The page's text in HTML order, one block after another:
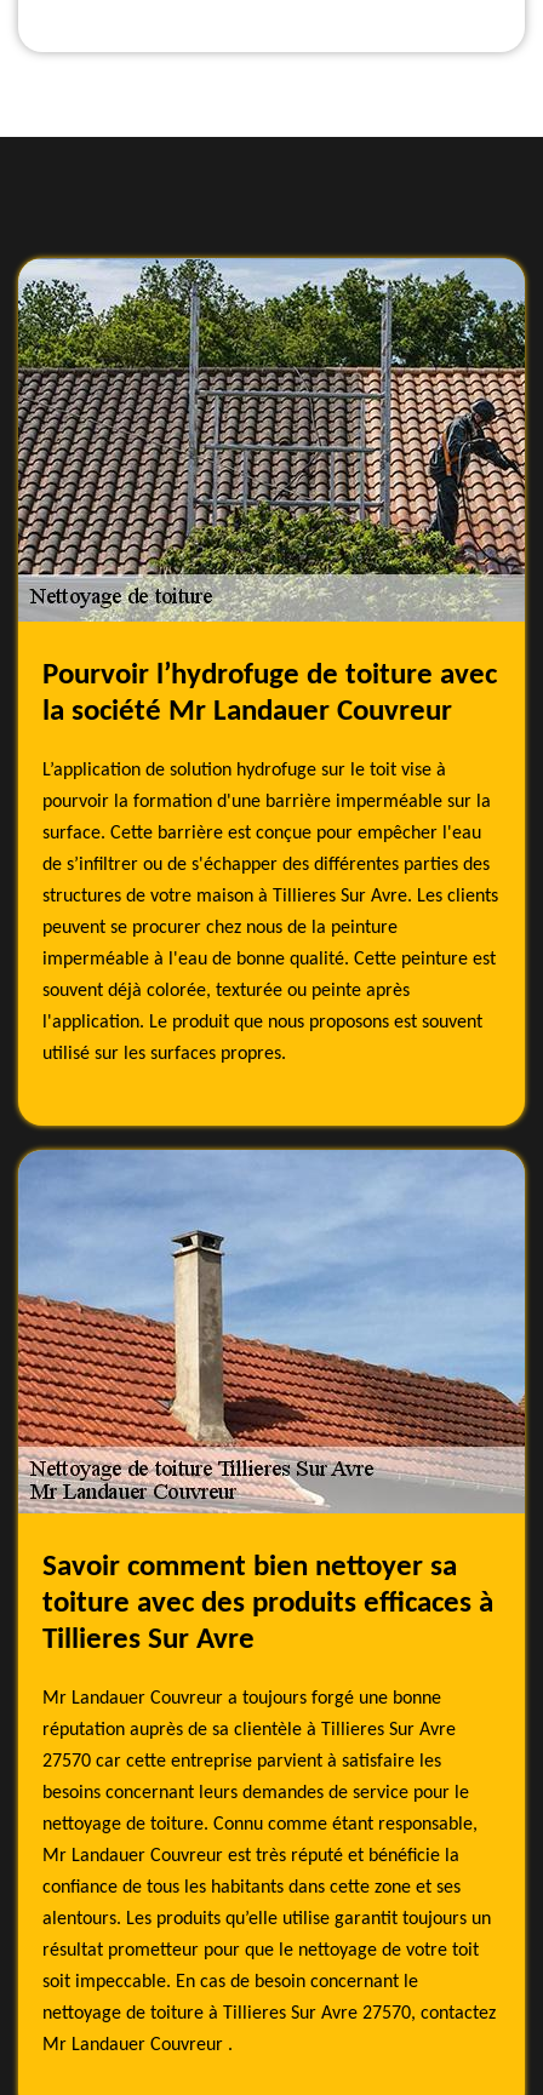
Pourvoir l’hydrofuge de toiture avec
la société Mr Landauer Couvreur
L’application de solution hydrofuge sur le toit vise à
pourvoir la formation d'une barrière imperméable sur la
surface. Cette barrière est conçue pour empêcher l'eau
de s’infiltrer ou de s'échapper des différentes parties des
structures de votre maison à Tillieres Sur Avre. Les clients
peuvent se procurer chez nous de la peinture
imperméable à l'eau de bonne qualité. Cette peinture est
souvent déjà colorée, texturée ou peinte après
l'application. Le produit que nous proposons est souvent
utilisé sur les surfaces propres.
Savoir comment bien nettoyer sa
toiture avec des produits efficaces à
Tillieres Sur Avre
Mr Landauer Couvreur a toujours forgé une bonne
réputation auprès de sa clientèle à Tillieres Sur Avre
27570 car cette entreprise parvient à satisfaire les
besoins concernant leurs demandes de service pour le
nettoyage de toiture. Connu comme étant responsable,
Mr Landauer Couvreur est très réputé et bénéficie la
confiance de tous les habitants dans cette zone et ses
alentours. Les produits qu’elle utilise garantit toujours un
résultat prometteur pour que le nettoyage de votre toit
soit impeccable. En cas de besoin concernant le
nettoyage de toiture à Tillieres Sur Avre 27570, contactez
Mr Landauer Couvreur .